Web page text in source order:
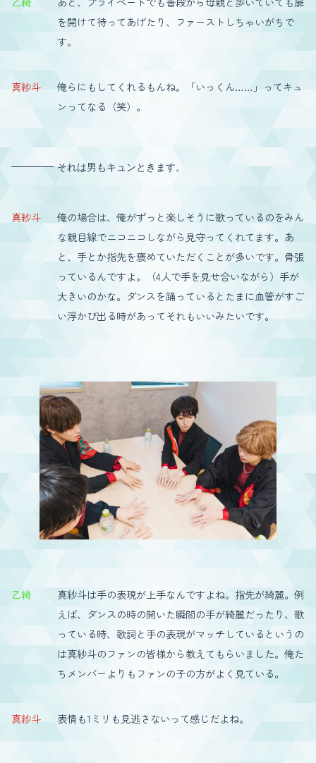
を開けて待ってあげたり、ファーストしちゃいがちで
す。
真紗斗
俺らにもしてくれるもんね。「いっくん……」ってキュ
ンってなる（笑）。
それは男もキュンときます。
真紗斗
俺の場合は、俺がずっと楽しそうに歌っているのをみん
な親目線でニコニコしながら見守ってくれてます。あ
と、手とか指先を褒めていただくことが多いです。骨張
っているんですよ。（4人で手を見せ合いながら）手が
大きいのかな。ダンスを踊っているとたまに血管がすご
い浮かび出る時があってそれもいいみたいです。
乙綺
真紗斗は手の表現が上手なんですよね。指先が綺麗。例
えば、ダンスの時の開いた瞬間の手が綺麗だったり、歌
っている時、歌詞と手の表現がマッチしているというの
は真紗斗のファンの皆様から教えてもらいました。俺た
ちメンバーよりもファンの子の方がよく見ている。
真紗斗 表情も1ミリも見逃さないって感じだよね。